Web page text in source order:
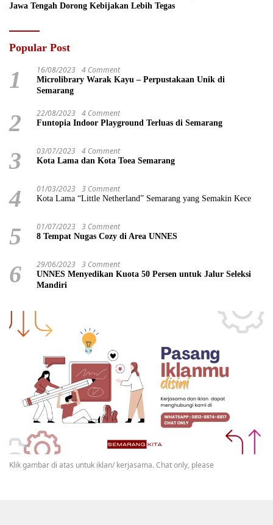
Jawa Tengah Dorong Kebijakan Lebih Tegas
Popular Post
1 16/08/2023 4 Comment
Microlibrary Warak Kayu – Perpustakaan Unik di
Semarang
2 22/08/2023 4 Comment
Funtopia Indoor Playground Terluas di Semarang
3 03/07/2023 4 Comment
Kota Lama dan Kota Toea Semarang
4 01/03/2023 3 Comment
Kota Lama “Little Netherland” Semarang yang Semakin Kece
5 01/07/2023 3 Comment
8 Tempat Nugas Cozy di Area UNNES
6 29/06/2023 3 Comment
UNNES Menyedikan Kuota 50 Persen untuk Jalur Seleksi
Mandiri
Klik gambar di atas untuk iklan/ kerjasama. Chat only, please